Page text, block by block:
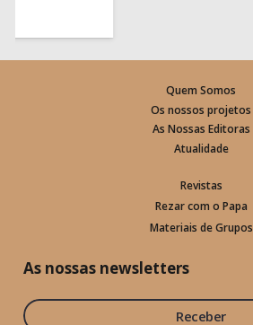
Quem Somos
Os nossos projetos
As Nossas Editoras
Atualidade
Revistas
Rezar com o Papa
Materiais de Grupos
As nossas newsletters
Receber